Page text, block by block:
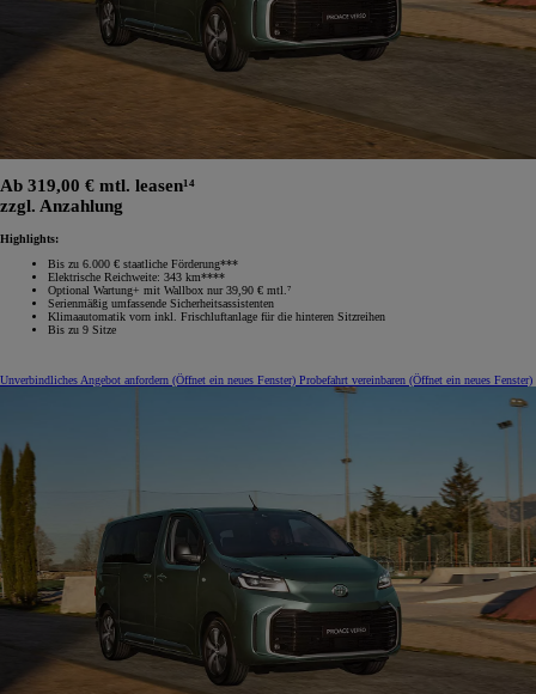
Ab 319,00 € mtl. leasen¹⁴
zzgl. Anzahlung
Highlights:
Bis zu 6.000 € staatliche Förderung***
Elektrische Reichweite: 343 km****
Optional Wartung+ mit Wallbox nur 39,90 € mtl.⁷
Serienmäßig umfassende Sicherheitsassistenten
Klimaautomatik vorn inkl. Frischluftanlage für die hinteren Sitzreihen
Bis zu 9 Sitze
Unverbindliches Angebot anfordern (Öffnet ein neues Fenster) Probefahrt vereinbaren (Öffnet ein neues Fenster)